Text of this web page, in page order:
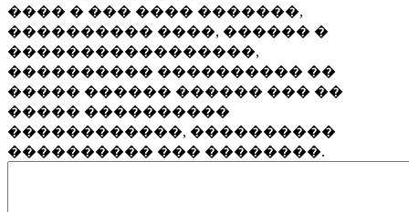
���� � ��� ���� �������,
���������� ����, ������ �
�����������������,
���������� ���������� ��
����� ������ ������ ��� ��
����� ����������
������������, ����������
���������� ��� ��������.